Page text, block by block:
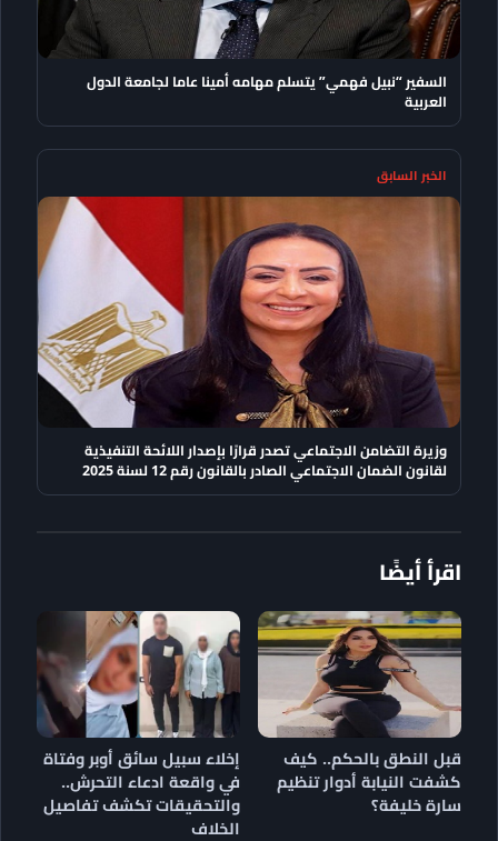
السفير “نبيل فهمي” يتسلم مهامه أمينا عاما لجامعة الدول
العربية
الخبر السابق
وزيرة التضامن الاجتماعي تصدر قرارًا بإصدار اللائحة التنفيذية
لقانون الضمان الاجتماعي الصادر بالقانون رقم 12 لسنة 2025
اقرأ أيضًا
قبل النطق بالحكم.. كيف
كشفت النيابة أدوار تنظيم
سارة خليفة؟
إخلاء سبيل سائق أوبر وفتاة
في واقعة ادعاء التحرش..
والتحقيقات تكشف تفاصيل
الخلاف